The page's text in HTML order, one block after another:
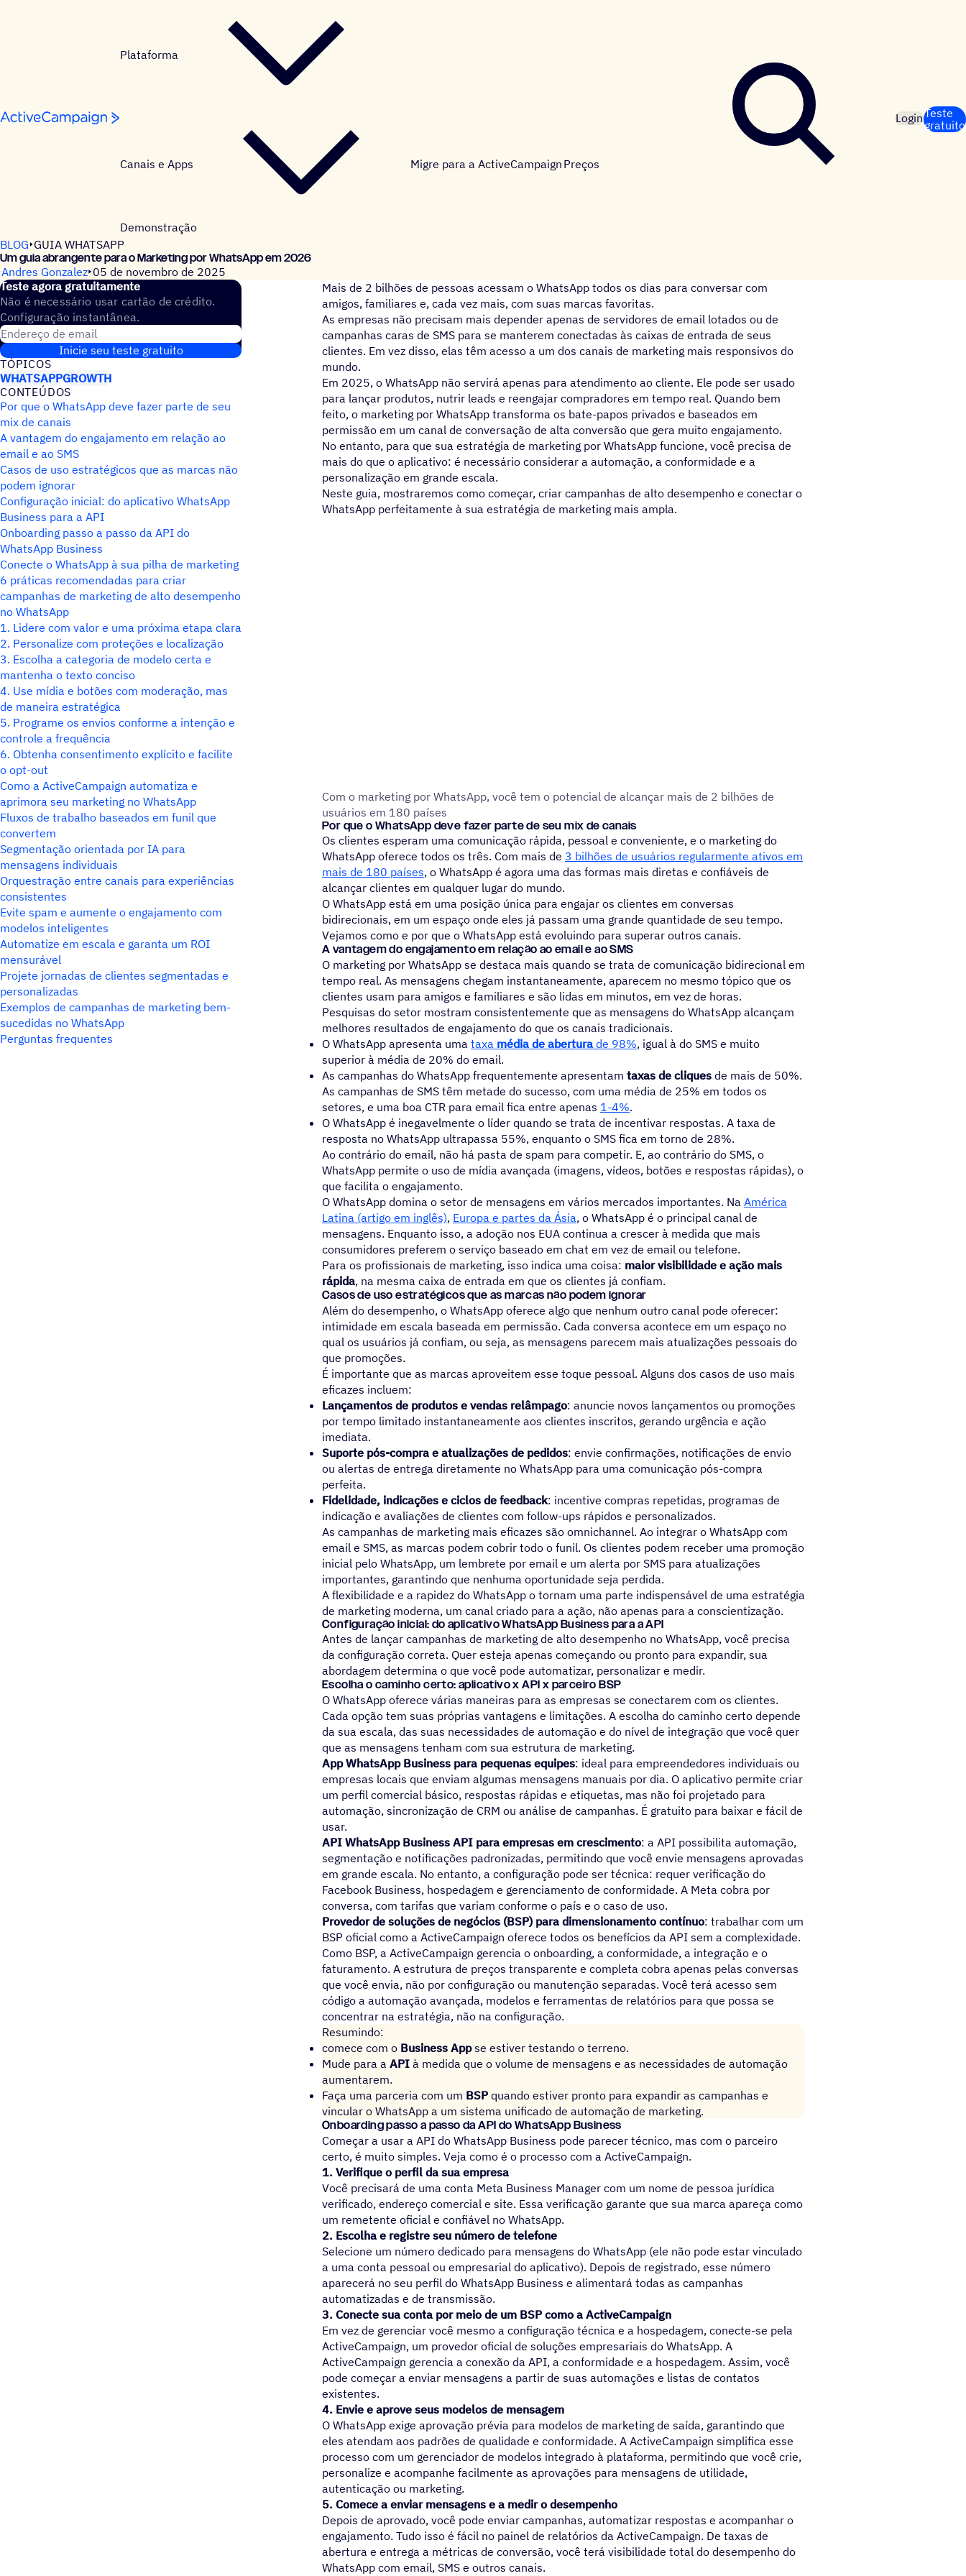
Plataforma
Canais e Apps Migre para a ActiveCampaign Preços
Demonstração
LoginTeste
gratuito
BLOG GUIA WHATSAPP
Um guia abrangente para o Marketing por WhatsApp em 2026
Andres Gonzalez 05 de novembro de 2025
Teste agora gratuitamente
Não é necessário usar cartão de crédito.
Configuração instantânea.
Endereço de email
Inicie seu teste gratuito
TÓPICOS
WHATSAPPGROWTH
CONTEÚDOS
Por que o WhatsApp deve fazer parte de seu
mix de canais
A vantagem do engajamento em relação ao
email e ao SMS
Casos de uso estratégicos que as marcas não
podem ignorar
Configuração inicial: do aplicativo WhatsApp
Business para a API
Onboarding passo a passo da API do
WhatsApp Business
Conecte o WhatsApp à sua pilha de marketing
6 práticas recomendadas para criar
campanhas de marketing de alto desempenho
no WhatsApp
1. Lidere com valor e uma próxima etapa clara
2. Personalize com proteções e localização
3. Escolha a categoria de modelo certa e
mantenha o texto conciso
4. Use mídia e botões com moderação, mas
de maneira estratégica
5. Programe os envios conforme a intenção e
controle a frequência
6. Obtenha consentimento explícito e facilite
o opt-out
Como a ActiveCampaign automatiza e
aprimora seu marketing no WhatsApp
Fluxos de trabalho baseados em funil que
convertem
Segmentação orientada por IA para
mensagens individuais
Orquestração entre canais para experiências
consistentes
Evite spam e aumente o engajamento com
modelos inteligentes
Automatize em escala e garanta um ROI
mensurável
Projete jornadas de clientes segmentadas e
personalizadas
Exemplos de campanhas de marketing bem-
sucedidas no WhatsApp
Perguntas frequentes
Mais de 2 bilhões de pessoas acessam o WhatsApp todos os dias para conversar com
amigos, familiares e, cada vez mais, com suas marcas favoritas.
As empresas não precisam mais depender apenas de servidores de email lotados ou de
campanhas caras de SMS para se manterem conectadas às caixas de entrada de seus
clientes. Em vez disso, elas têm acesso a um dos canais de marketing mais responsivos do
mundo.
Em 2025, o WhatsApp não servirá apenas para atendimento ao cliente. Ele pode ser usado
para lançar produtos, nutrir leads e reengajar compradores em tempo real. Quando bem
feito, o marketing por WhatsApp transforma os bate-papos privados e baseados em
permissão em um canal de conversação de alta conversão que gera muito engajamento.
No entanto, para que sua estratégia de marketing por WhatsApp funcione, você precisa de
mais do que o aplicativo: é necessário considerar a automação, a conformidade e a
personalização em grande escala.
Neste guia, mostraremos como começar, criar campanhas de alto desempenho e conectar o
WhatsApp perfeitamente à sua estratégia de marketing mais ampla.
Com o marketing por WhatsApp, você tem o potencial de alcançar mais de 2 bilhões de
usuários em 180 países
Por que o WhatsApp deve fazer parte de seu mix de canais
Os clientes esperam uma comunicação rápida, pessoal e conveniente, e o marketing do
WhatsApp oferece todos os três. Com mais de 3 bilhões de usuários regularmente ativos em
mais de 180 países, o WhatsApp é agora uma das formas mais diretas e confiáveis de
alcançar clientes em qualquer lugar do mundo.
O WhatsApp está em uma posição única para engajar os clientes em conversas
bidirecionais, em um espaço onde eles já passam uma grande quantidade de seu tempo.
Vejamos como e por que o WhatsApp está evoluindo para superar outros canais.
A vantagem do engajamento em relação ao email e ao SMS
O marketing por WhatsApp se destaca mais quando se trata de comunicação bidirecional em
tempo real. As mensagens chegam instantaneamente, aparecem no mesmo tópico que os
clientes usam para amigos e familiares e são lidas em minutos, em vez de horas.
Pesquisas do setor mostram consistentemente que as mensagens do WhatsApp alcançam
melhores resultados de engajamento do que os canais tradicionais.
O WhatsApp apresenta uma taxa média de abertura de 98%, igual à do SMS e muito
superior à média de 20% do email.
As campanhas do WhatsApp frequentemente apresentam taxas de cliques de mais de 50%.
As campanhas de SMS têm metade do sucesso, com uma média de 25% em todos os
setores, e uma boa CTR para email fica entre apenas 1-4%.
O WhatsApp é inegavelmente o líder quando se trata de incentivar respostas. A taxa de
resposta no WhatsApp ultrapassa 55%, enquanto o SMS fica em torno de 28%.
Ao contrário do email, não há pasta de spam para competir. E, ao contrário do SMS, o
WhatsApp permite o uso de mídia avançada (imagens, vídeos, botões e respostas rápidas), o
que facilita o engajamento.
O WhatsApp domina o setor de mensagens em vários mercados importantes. Na América
Latina (artigo em inglês), Europa e partes da Ásia, o WhatsApp é o principal canal de
mensagens. Enquanto isso, a adoção nos EUA continua a crescer à medida que mais
consumidores preferem o serviço baseado em chat em vez de email ou telefone.
Para os profissionais de marketing, isso indica uma coisa: maior visibilidade e ação mais
rápida, na mesma caixa de entrada em que os clientes já confiam.
Casos de uso estratégicos que as marcas não podem ignorar
Além do desempenho, o WhatsApp oferece algo que nenhum outro canal pode oferecer:
intimidade em escala baseada em permissão. Cada conversa acontece em um espaço no
qual os usuários já confiam, ou seja, as mensagens parecem mais atualizações pessoais do
que promoções.
É importante que as marcas aproveitem esse toque pessoal. Alguns dos casos de uso mais
eficazes incluem:
Lançamentos de produtos e vendas relâmpago: anuncie novos lançamentos ou promoções
por tempo limitado instantaneamente aos clientes inscritos, gerando urgência e ação
imediata.
Suporte pós-compra e atualizações de pedidos: envie confirmações, notificações de envio
ou alertas de entrega diretamente no WhatsApp para uma comunicação pós-compra
perfeita.
Fidelidade, indicações e ciclos de feedback: incentive compras repetidas, programas de
indicação e avaliações de clientes com follow-ups rápidos e personalizados.
As campanhas de marketing mais eficazes são omnichannel. Ao integrar o WhatsApp com
email e SMS, as marcas podem cobrir todo o funil. Os clientes podem receber uma promoção
inicial pelo WhatsApp, um lembrete por email e um alerta por SMS para atualizações
importantes, garantindo que nenhuma oportunidade seja perdida.
A flexibilidade e a rapidez do WhatsApp o tornam uma parte indispensável de uma estratégia
de marketing moderna, um canal criado para a ação, não apenas para a conscientização.
Configuração inicial: do aplicativo WhatsApp Business para a API
Antes de lançar campanhas de marketing de alto desempenho no WhatsApp, você precisa
da configuração correta. Quer esteja apenas começando ou pronto para expandir, sua
abordagem determina o que você pode automatizar, personalizar e medir.
Escolha o caminho certo: aplicativo x API x parceiro BSP
O WhatsApp oferece várias maneiras para as empresas se conectarem com os clientes.
Cada opção tem suas próprias vantagens e limitações. A escolha do caminho certo depende
da sua escala, das suas necessidades de automação e do nível de integração que você quer
que as mensagens tenham com sua estrutura de marketing.
App WhatsApp Business para pequenas equipes: ideal para empreendedores individuais ou
empresas locais que enviam algumas mensagens manuais por dia. O aplicativo permite criar
um perfil comercial básico, respostas rápidas e etiquetas, mas não foi projetado para
automação, sincronização de CRM ou análise de campanhas. É gratuito para baixar e fácil de
usar.
API WhatsApp Business API para empresas em crescimento: a API possibilita automação,
segmentação e notificações padronizadas, permitindo que você envie mensagens aprovadas
em grande escala. No entanto, a configuração pode ser técnica: requer verificação do
Facebook Business, hospedagem e gerenciamento de conformidade. A Meta cobra por
conversa, com tarifas que variam conforme o país e o caso de uso.
Provedor de soluções de negócios (BSP) para dimensionamento contínuo: trabalhar com um
BSP oficial como a ActiveCampaign oferece todos os benefícios da API sem a complexidade.
Como BSP, a ActiveCampaign gerencia o onboarding, a conformidade, a integração e o
faturamento. A estrutura de preços transparente e completa cobra apenas pelas conversas
que você envia, não por configuração ou manutenção separadas. Você terá acesso sem
código a automação avançada, modelos e ferramentas de relatórios para que possa se
concentrar na estratégia, não na configuração.
Resumindo:
comece com o Business Appse estiver testando o terreno.
Mude para a API à medida que o volume de mensagens e as necessidades de automação
aumentarem.
Faça uma parceria com um BSP quando estiver pronto para expandir as campanhas e
vincular o WhatsApp a um sistema unificado de automação de marketing.
Onboarding passo a passo da API do WhatsApp Business
Começar a usar a API do WhatsApp Business pode parecer técnico, mas com o parceiro
certo, é muito simples. Veja como é o processo com a ActiveCampaign.
1. Verifique o perfil da sua empresa
Você precisará de uma conta Meta Business Manager com um nome de pessoa jurídica
verificado, endereço comercial e site. Essa verificação garante que sua marca apareça como
um remetente oficial e confiável no WhatsApp.
2. Escolha e registre seu número de telefone
Selecione um número dedicado para mensagens do WhatsApp (ele não pode estar vinculado
a uma conta pessoal ou empresarial do aplicativo). Depois de registrado, esse número
aparecerá no seu perfil do WhatsApp Business e alimentará todas as campanhas
automatizadas e de transmissão.
3. Conecte sua conta por meio de um BSP como a ActiveCampaign
Em vez de gerenciar você mesmo a configuração técnica e a hospedagem, conecte-se pela
ActiveCampaign, um provedor oficial de soluções empresariais do WhatsApp. A
ActiveCampaign gerencia a conexão da API, a conformidade e a hospedagem. Assim, você
pode começar a enviar mensagens a partir de suas automações e listas de contatos
existentes.
4. Envie e aprove seus modelos de mensagem
O WhatsApp exige aprovação prévia para modelos de marketing de saída, garantindo que
eles atendam aos padrões de qualidade e conformidade. A ActiveCampaign simplifica esse
processo com um gerenciador de modelos integrado à plataforma, permitindo que você crie,
personalize e acompanhe facilmente as aprovações para mensagens de utilidade,
autenticação ou marketing.
5. Comece a enviar mensagens e a medir o desempenho
Depois de aprovado, você pode enviar campanhas, automatizar respostas e acompanhar o
engajamento. Tudo isso é fácil no painel de relatórios da ActiveCampaign. De taxas de
abertura e entrega a métricas de conversão, você terá visibilidade total do desempenho do
WhatsApp com email, SMS e outros canais.